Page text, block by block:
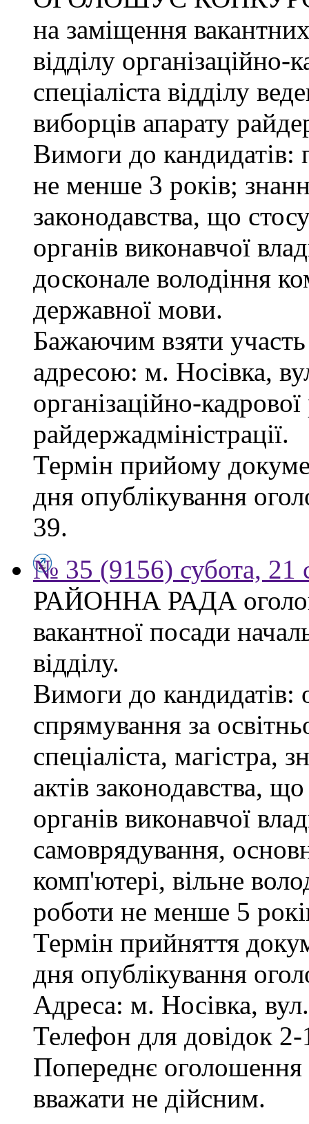
на заміщення
відділу
спеціаліста відділу
виборців апарату
Вимоги до кандидатів:
не менше 3 років;
законодавства, що
органів виконавчої
досконале володіння
державної мови.
Бажаючим взяти участь
адресою: м. Носівка,
організаційно-
райдержадміністрації.
Термін прийому
дня опублікування
39.
№ 35 (9156) субота, 21
РАЙОННА РАДА
вакантної посади
відділу.
Вимоги до кандидатів:
спрямування за
спеціаліста, магістра,
актів законодавства,
органів виконавчої
самоврядування,
комп'ютері, вільне
роботи не менше 5
Термін прийняття
дня опублікування
Адреса: м. Носівка,
Телефон для довідок
Попереднє
вважати не дійсним.